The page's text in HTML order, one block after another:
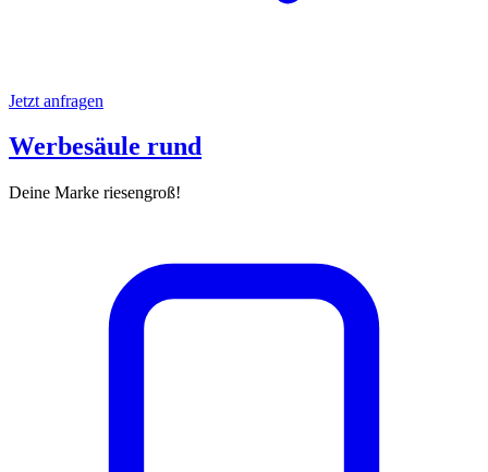
Jetzt anfragen
Werbesäule rund
Deine Marke riesengroß!